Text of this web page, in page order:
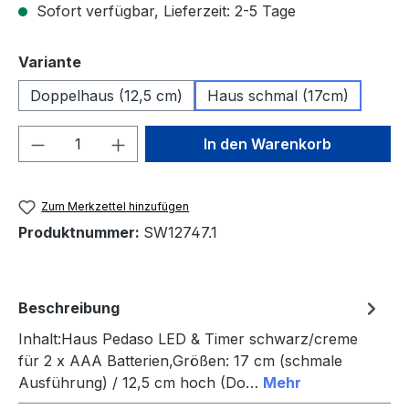
Sofort verfügbar, Lieferzeit: 2-5 Tage
Varianteauswählen
Doppelhaus (12,5 cm)
Haus schmal (17cm)
Produkt Anzahl: Gib denIn den Warenkorb
Zum Merkzettel hinzufügen
Produktnummer: SW12747.1
Beschreibung
Inhalt:Haus Pedaso LED & Timer schwarz/creme
für 2 x AAA Batterien,Größen: 17 cm (schmale
Ausführung) / 12,5 cm hoch (Do… Mehr